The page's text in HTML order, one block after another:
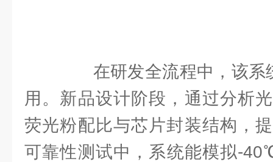
在研发全流程中，该系
用。新品设计阶段，通过分析
荧光粉配比与芯片封装结构，
可靠性测试中，系统能模拟-